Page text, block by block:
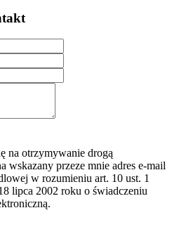
na otrzymywanie drogą
wskazany przeze mnie adres e-mail
w rozumieniu art. 10 ust. 1
lipca 2002 roku o świadczeniu